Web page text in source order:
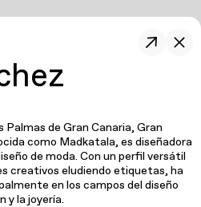
de Gran Canaria, Gran
como Madkatala, es diseñadora
de moda. Con un perfil versátil
creativos eludiendo etiquetas, ha
en los campos del diseño
y la joyería.